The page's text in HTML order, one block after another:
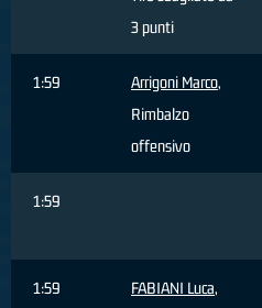
3 punti
1:59 Arrigoni Marco,
Rimbalzo
offensivo
1:59
1:59 FABIANI Luca,